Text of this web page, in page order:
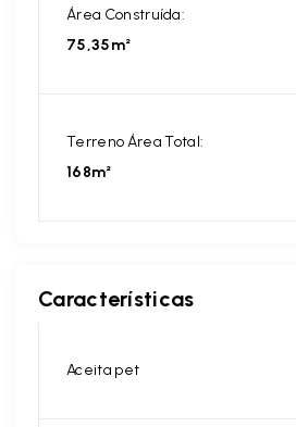
Área Construída:
75,35m²
Terreno Área Total:
168m²
Características
Aceita pet